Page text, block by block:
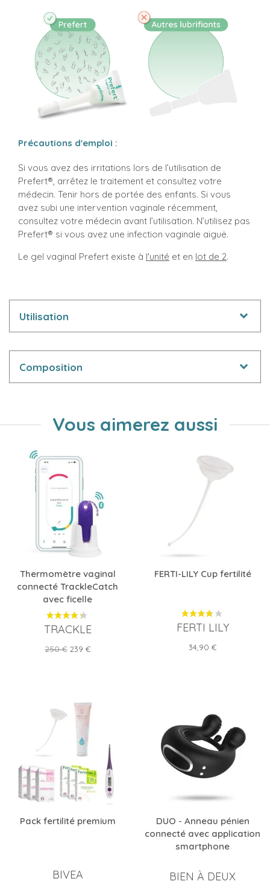
Précautions d'emploi :
Si vous avez des irritations lors de l’utilisation de
Prefert®, arrêtez le traitement et consultez votre
médecin. Tenir hors de portée des enfants. Si vous
avez subi une intervention vaginale récemment,
consultez votre médecin avant l’utilisation. N’utilisez pas
Prefert® si vous avez une infection vaginale aiguë.
Le gel vaginal Prefert existe à l'unité et en lot de 2.
Utilisation
Composition
Vous aimerez aussi
Thermomètre vaginal
connecté TrackleCatch
avec ficelle
TRACKLE
Prix
250 € Prix
239 €
FERTI-LILY Cup fertilité
FERTI LILY
Prix
34,90 €
Pack fertilité premium
BIVEA
DUO - Anneau pénien
connecté avec application
smartphone
BIEN À DEUX